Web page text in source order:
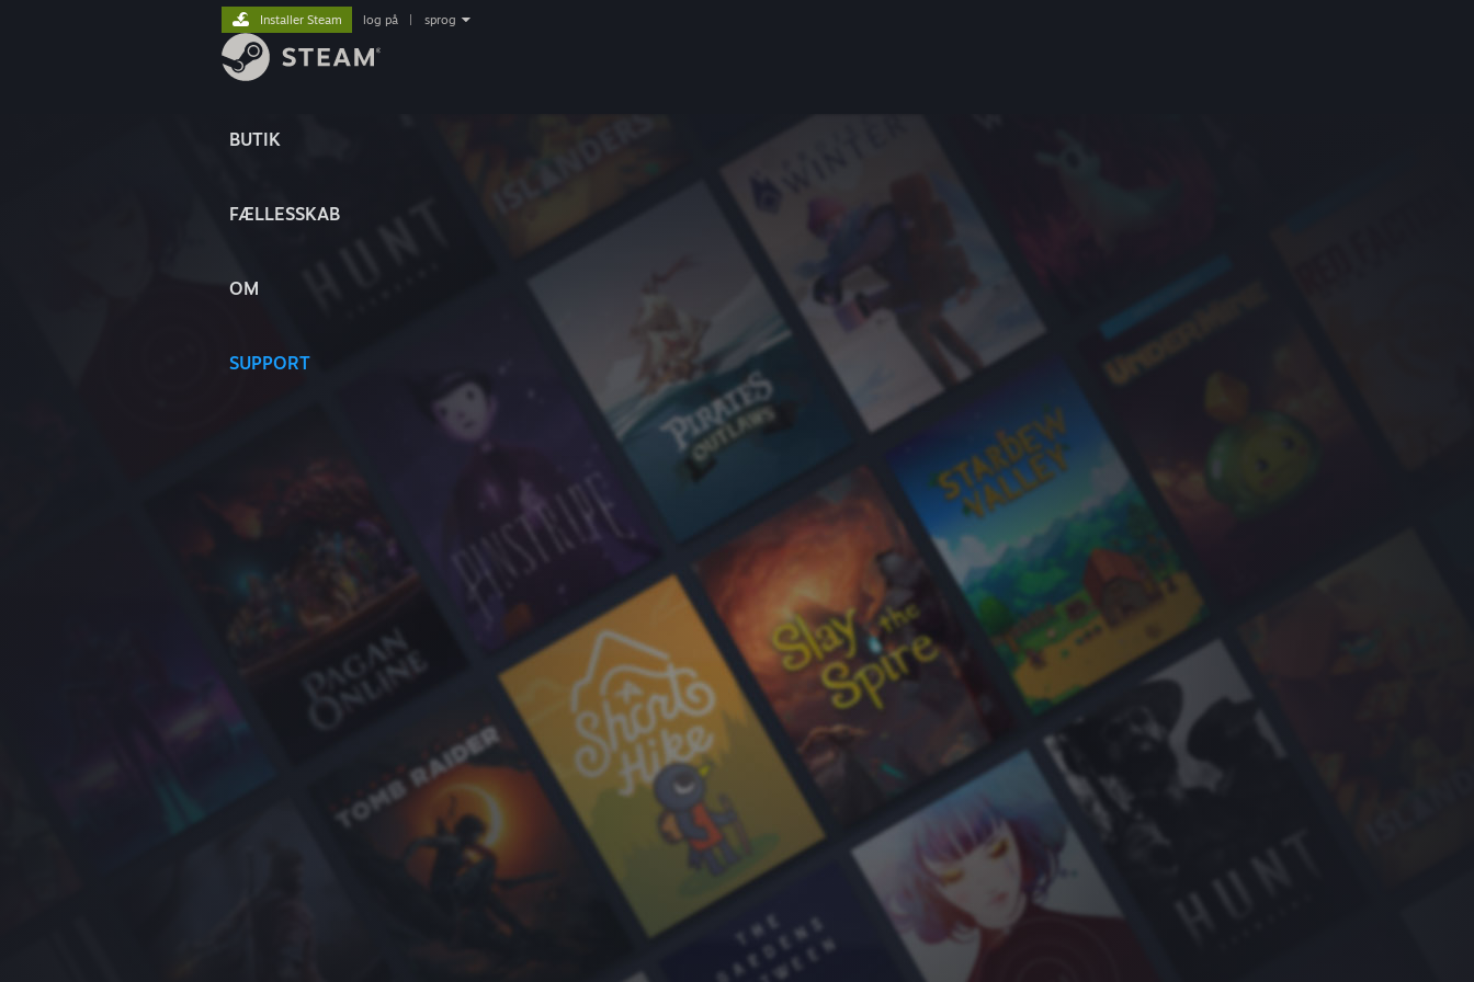
BUTIK
FÆLLESSKAB
OM
SUPPORT
Installer Steam log på sprog